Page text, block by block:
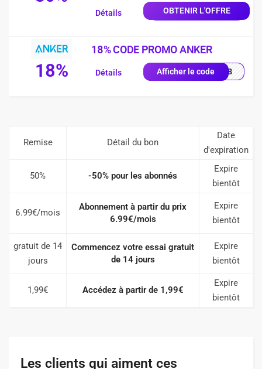
OBTENIR L'OFFRE
Détails
18%
18% CODE PROMO ANKER
Afficher le codeNK18
Détails
Remise Détail du bon
Date
d'expiration
50% -50% pour les abonnés
Expire
bientôt
6.99€/mois
Abonnement à partir du prix
6.99€/mois
Expire
bientôt
gratuit de 14
jours
Commencez votre essai gratuit
de 14 jours
Expire
bientôt
1,99€ Accédez à partir de 1,99€
Expire
bientôt
Les clients qui aiment ces